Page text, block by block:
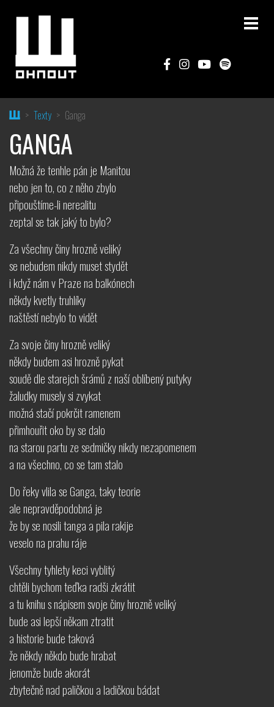
HomeTexty Ganga
GANGA
Možná že tenhle pán je Manitou
nebo jen to, co z něho zbylo
připouštíme-li nerealitu
zeptal se tak jaký to bylo?
Za všechny činy hrozně veliký
se nebudem nikdy muset stydět
i když nám v Praze na balkónech
někdy kvetly truhlíky
naštěstí nebylo to vidět
Za svoje činy hrozně veliký
někdy budem asi hrozně pykat
soudě dle starejch šrámů z naší oblíbený putyky
žaludky musely si zvykat
možná stačí pokrčit ramenem
přimhouřit oko by se dalo
na starou partu ze sedmičky nikdy nezapomenem
a na všechno, co se tam stalo
Do řeky vlila se Ganga, taky teorie
ale nepravděpodobná je
že by se nosili tanga a pila rakije
veselo na prahu ráje
Všechny tyhlety keci vyblitý
chtěli bychom teďka radši zkrátit
a tu knihu s nápisem svoje činy hrozně veliký
bude asi lepší někam ztratit
a historie bude taková
že někdy někdo bude hrabat
jenomže bude akorát
zbytečně nad paličkou a ladičkou bádat